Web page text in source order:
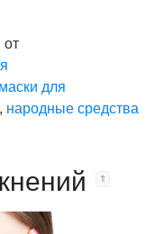
от
маски для
, народные средства